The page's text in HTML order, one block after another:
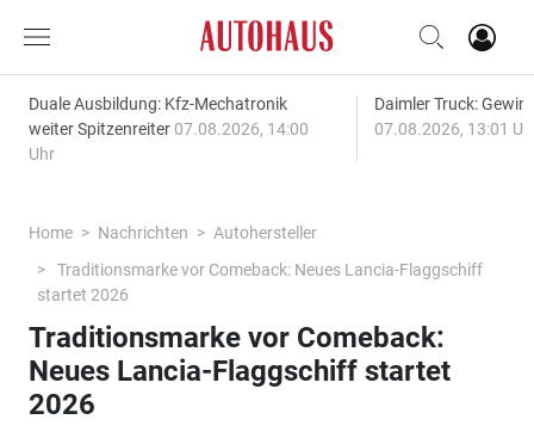
Duale Ausbildung: Kfz-Mechatronik
weiter Spitzenreiter 07.08.2026, 14:00
Uhr
Daimler Truck:
07.08.2026, 13:01
Home Nachrichten
Autohersteller
Traditionsmarke vor Comeback: Neues Lancia-Flaggschiff
startet 2026
Traditionsmarke vor Comeback:
Neues Lancia-Flaggschiff startet
2026